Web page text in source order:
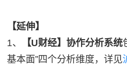
【延伸】
1、
【U财经】协作分析系统
基本面”四个分析维度，详见